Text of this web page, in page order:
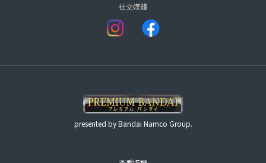
社交媒體
presented by Bandai Namco Group.